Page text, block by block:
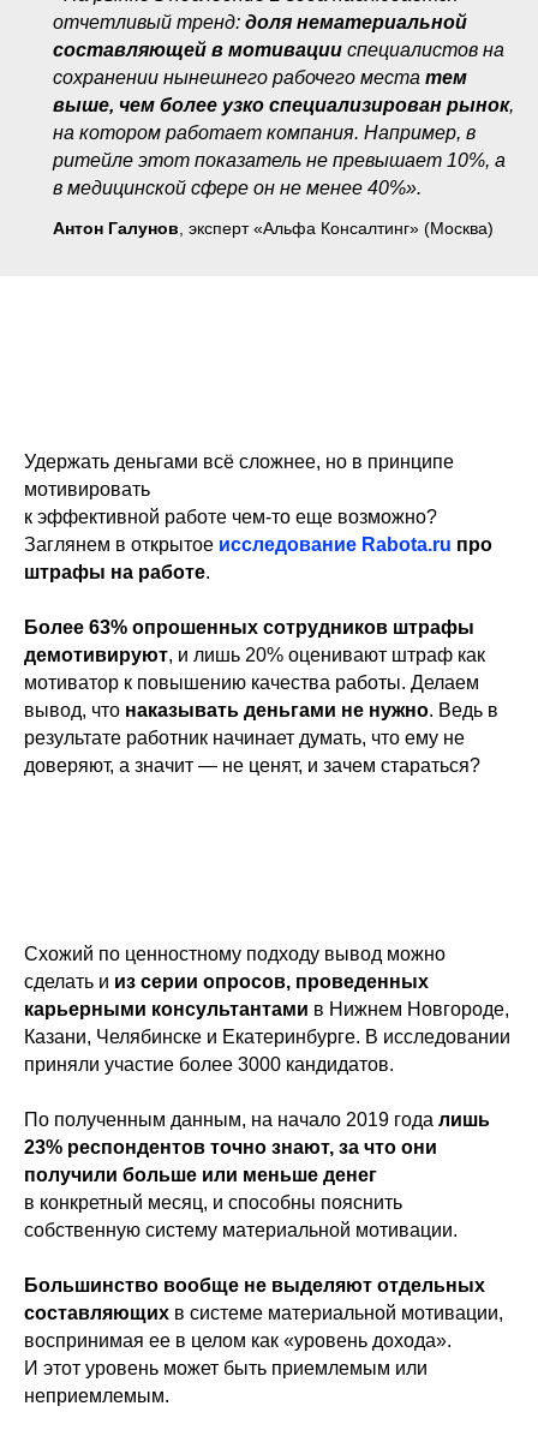
отчетливый тренд: доля нематериальной
составляющей в мотивации специалистов на
сохранении нынешнего рабочего места тем
выше, чем более узко специализирован рынок,
на котором работает компания. Например, в
ритейле этот показатель не превышает 10%, а
в медицинской сфере он не менее 40%».
Антон Галунов , эксперт «Альфа Консалтинг» (Москва)
Удержать деньгами всё сложнее, но в принципе
мотивировать
к эффективной работе чем-то еще возможно?
Заглянем в открытое исследование Rabota.ru про
штрафы на работе.
Более 63% опрошенных сотрудников штрафы
демотивируют, и лишь 20% оценивают штраф как
мотиватор к повышению качества работы. Делаем
вывод, что наказывать деньгами не нужно. Ведь в
результате работник начинает думать, что ему не
доверяют, а значит — не ценят, и зачем стараться?
Схожий по ценностному подходу вывод можно
сделать и из серии опросов, проведенных
карьерными консультантами в Нижнем Новгороде,
Казани, Челябинске и Екатеринбурге. В исследовании
приняли участие более 3000 кандидатов.
По полученным данным, на начало 2019 года лишь
23% респондентов точно знают, за что они
получили больше или меньше денег
в конкретный месяц, и способны пояснить
собственную систему материальной мотивации.
Большинство вообще не выделяют отдельных
составляющих в системе материальной мотивации,
воспринимая ее в целом как «уровень дохода».
И этот уровень может быть приемлемым или
неприемлемым.